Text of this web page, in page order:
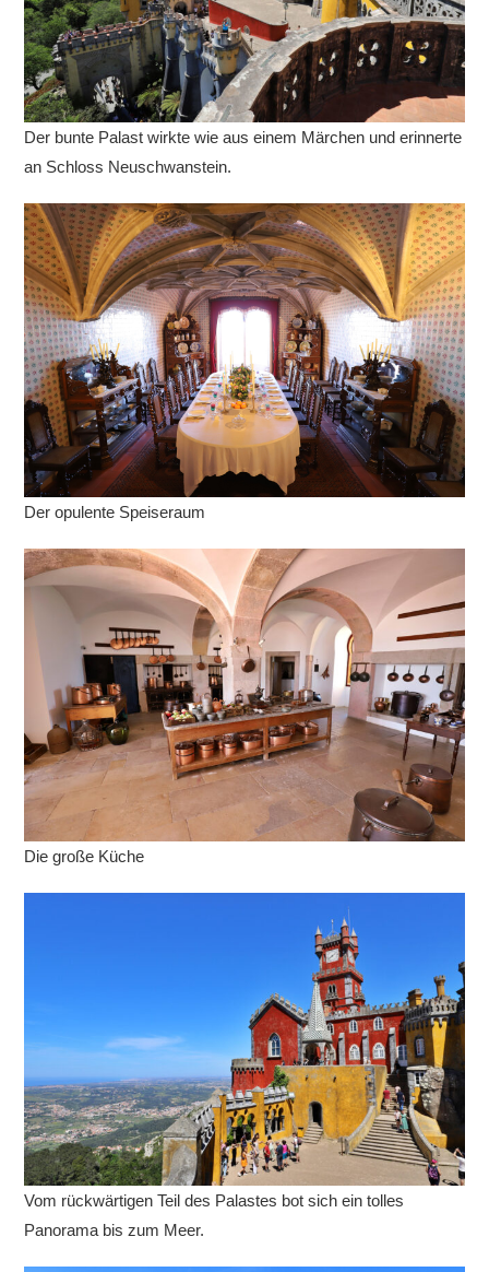
Der bunte Palast wirkte wie aus einem Märchen und erinnerte
an Schloss Neuschwanstein.
Der opulente Speiseraum
Die große Küche
Vom rückwärtigen Teil des Palastes bot sich ein tolles
Panorama bis zum Meer.